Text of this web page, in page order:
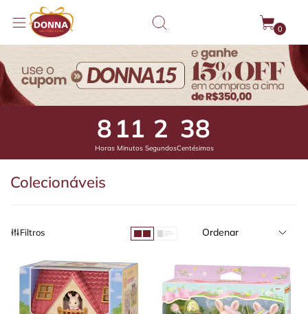
0
8
Horas
11
Minutos
1
Segundos
75
Centésimos
Colecionáveis
Filtros Ordenar